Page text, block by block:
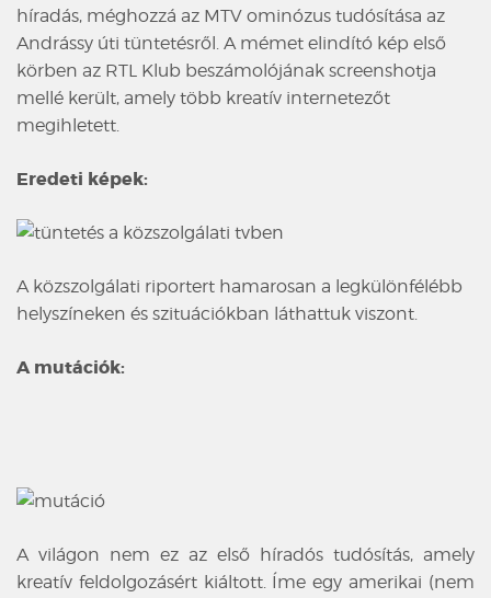
híradás, méghozzá az MTV ominózus tudósítása az
Andrássy úti tüntetésről. A mémet elindító kép első
körben az RTL Klub beszámolójának screenshotja
mellé került, amely több kreatív internetezőt
megihletett.
Eredeti képek:
A közszolgálati riportert hamarosan a legkülönfélébb
helyszíneken és szituációkban láthattuk viszont.
A mutációk:
A világon nem ez az első híradós tudósítás, amely
kreatív feldolgozásért kiáltott. Íme egy amerikai (nem